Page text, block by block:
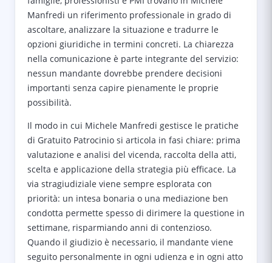
Manfredi un riferimento professionale in grado di
ascoltare, analizzare la situazione e tradurre le
opzioni giuridiche in termini concreti. La chiarezza
nella comunicazione è parte integrante del servizio:
nessun mandante dovrebbe prendere decisioni
importanti senza capire pienamente le proprie
possibilità.
Il modo in cui Michele Manfredi gestisce le pratiche
di Gratuito Patrocinio si articola in fasi chiare: prima
valutazione e analisi del vicenda, raccolta della atti,
scelta e applicazione della strategia più efficace. La
via stragiudiziale viene sempre esplorata con
priorità: un intesa bonaria o una mediazione ben
condotta permette spesso di dirimere la questione in
settimane, risparmiando anni di contenzioso.
Quando il giudizio è necessario, il mandante viene
seguito personalmente in ogni udienza e in ogni atto